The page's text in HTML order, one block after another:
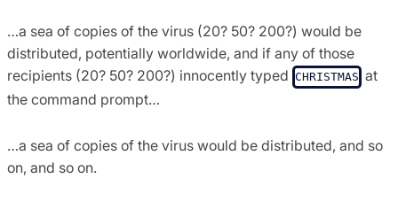
…a sea of copies of the virus (20? 50? 200?) would be
distributed, potentially worldwide, and if any of those
recipients (20? 50? 200?) innocently typed CHRISTMAS at
the command prompt…
…a sea of copies of the virus would be distributed, and so
on, and so on.